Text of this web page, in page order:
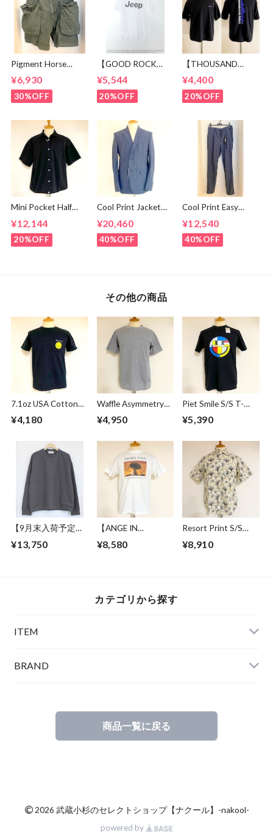
Pigment Horse
Cloth Camping Easy
Shorts Olive
¥6,930
30%OFF
【GOOD ROCK
SPEED】 Jeep®
Logo T-shirt
White
¥5,544
20%OFF
【THOUSAND
MILE】 Short Sleeve
Print T-shirt Vertical
Logo Black
¥4,400
20%OFF
Mini Pocket Half
¥12,144
20%OFF
Cool Print Jacket
¥20,460
40%OFF
Cool Print Easy
¥12,540
40%OFF
その他の商品
7.1oz USA Cotton
Body "SMILE"
Pocket S/S T-
¥4,180
Waffle Asymmetry
Crew Neck S/S
Sweat Gray
¥4,950
Piet Smile S/S T-
shirts Black
¥5,390
【9月末入荷予定】
Sewn Charcoal
¥13,750
【ANGE IN
shirts #SWING
¥8,580
Resort Print S/S
¥8,910
カテゴリから探す
ITEM
BRAND
商品一覧に戻る
©2026 武蔵小杉のセレクトショップ【ナクール】-nakool-
powered by